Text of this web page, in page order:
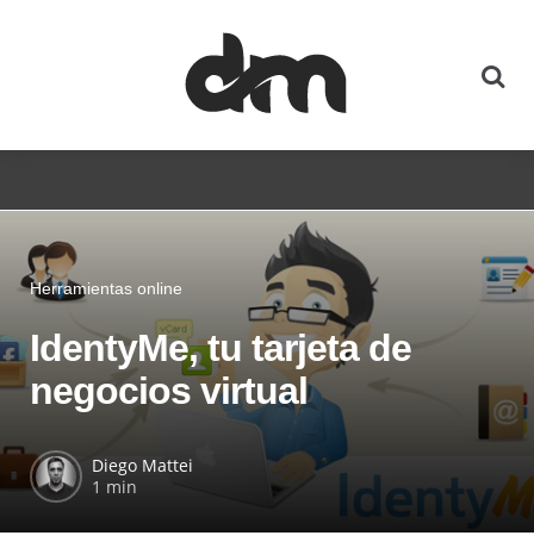
Herramientas online
IdentyMe, tu tarjeta de
negocios virtual
Diego Mattei
1 min